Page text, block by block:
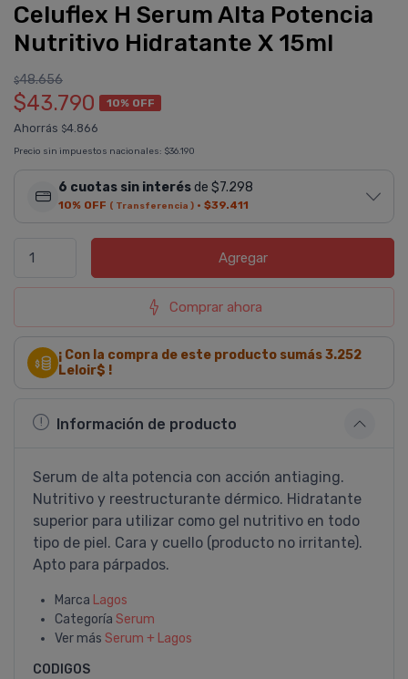
Celuflex H Serum Alta Potencia
Nutritivo Hidratante X 15ml
$48.656
$43.790 10% OFF
Ahorrás $4.866
Precio sin impuestos nacionales: $36.190
6 cuotas sin interésde $7.298
10% OFF ( Transferencia ) · $39.411
Agregar
Comprar ahora
¡ Con la compra de este producto sumás3.252
Leloir$ !
Información de producto
Serum de alta potencia con acción antiaging.
Nutritivo y reestructurante dérmico. Hidratante
superior para utilizar como gel nutritivo en todo
tipo de piel. Cara y cuello (producto no irritante).
Apto para párpados.
Marca Lagos
Categoría Serum
Ver más Serum + Lagos
CODIGOS